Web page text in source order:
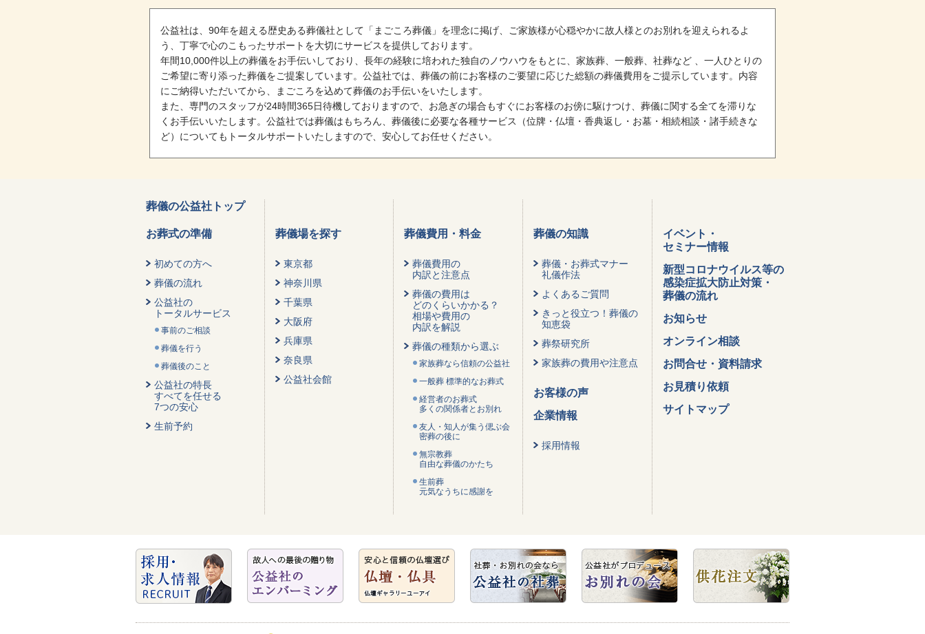
公益社は、90年を超える歴史ある葬儀社として「まごころ葬儀」を理念に掲げ、ご家族様が心穏やかに故人様とのお別れを迎えられるよ
う、丁寧で心のこもったサポートを大切にサービスを提供しております。
年間10,000件以上の葬儀をお手伝いしており、長年の経験に培われた独自のノウハウをもとに、家族葬、一般葬、社葬など 、一人ひとりの
ご希望に寄り添った葬儀をご提案しています。公益社では、葬儀の前にお客様のご要望に応じた総額の葬儀費用をご提示しています。内容
にご納得いただいてから、まごころを込めて葬儀のお手伝いをいたします。
また、専門のスタッフが24時間365日待機しておりますので、お急ぎの場合もすぐにお客様のお傍に駆けつけ、葬儀に関する全てを滞りな
くお手伝いいたします。公益社では葬儀はもちろん、葬儀後に必要な各種サービス（位牌・仏壇・香典返し・お墓・相続相談・諸手続きな
ど）についてもトータルサポートいたしますので、安心してお任せください。
葬儀の公益社トップ
お葬式の準備
初めての方へ
葬儀の流れ
公益社の
トータルサービス
事前のご相談
葬儀を行う
葬儀後のこと
公益社の特長
すべてを任せる
7つの安心
生前予約
葬儀場を探す
東京都
神奈川県
千葉県
大阪府
兵庫県
奈良県
公益社会館
葬儀費用・料金
葬儀費用の
内訳と注意点
葬儀の費用は
どのくらいかかる？
相場や費用の
内訳を解説
葬儀の種類から選ぶ
家族葬なら信頼の公益社
一般葬 標準的なお葬式
経営者のお葬式
多くの関係者とお別れ
友人・知人が集う偲ぶ会
密葬の後に
無宗教葬
自由な葬儀のかたち
生前葬
元気なうちに感謝を
葬儀の知識
葬儀・お葬式マナー
礼儀作法
よくあるご質問
きっと役立つ！葬儀の
知恵袋
葬祭研究所
家族葬の費用や注意点
お客様の声
企業情報
採用情報
イベント・
セミナー情報
新型コロナウイルス等の
感染症拡大防止対策・
葬儀の流れ
お知らせ
オンライン相談
お問合せ・資料請求
お見積り依頼
サイトマップ